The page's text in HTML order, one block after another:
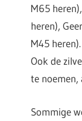
M65
heren),
M45 heren).
Ook de
te noemen,
Sommige